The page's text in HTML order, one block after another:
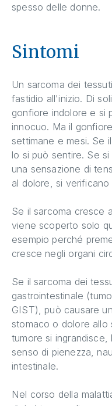
spesso delle donne.
Sintomi
Un sarcoma dei
fastidio all'inizio. Di
gonfiore indolore e si
innocuo. Ma il
settimane e mesi. Se
lo si può sentire. Se
una sensazione di
al dolore, si verificano
Se il sarcoma cresce
viene scoperto solo
esempio perché
cresce negli organi
Se il sarcoma dei
gastrointestinale
GIST), può causare
stomaco o dolore allo
tumore si
senso di pienezza,
intestinale.
Nel corso della